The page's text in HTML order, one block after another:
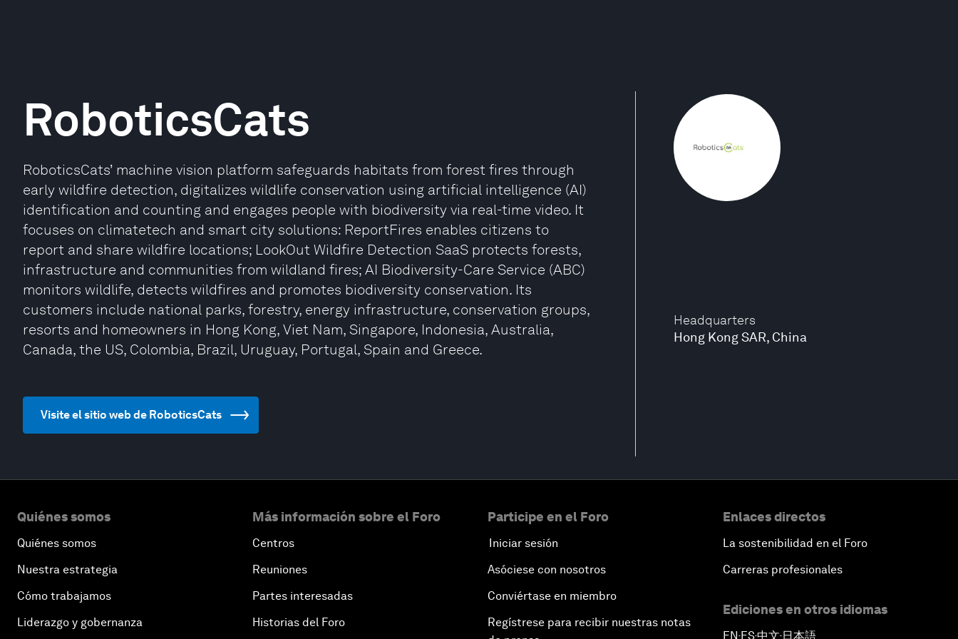
Headquarters
Hong Kong SAR, China
RoboticsCats
RoboticsCats’ machine vision platform safeguards habitats from forest fires through
early wildfire detection, digitalizes wildlife conservation using artificial intelligence (AI)
identification and counting and engages people with biodiversity via real-time video. It
focuses on climatetech and smart city solutions: ReportFires enables citizens to
report and share wildfire locations; LookOut Wildfire Detection SaaS protects forests,
infrastructure and communities from wildland fires; AI Biodiversity-Care Service (ABC)
monitors wildlife, detects wildfires and promotes biodiversity conservation. Its
customers include national parks, forestry, energy infrastructure, conservation groups,
resorts and homeowners in Hong Kong, Viet Nam, Singapore, Indonesia, Australia,
Canada, the US, Colombia, Brazil, Uruguay, Portugal, Spain and Greece.
Visite el sitio web de RoboticsCats
Quiénes somos
Quiénes somos
Nuestra estrategia
Cómo trabajamos
Liderazgo y gobernanza
Más información sobre el Foro
Centros
Reuniones
Partes interesadas
Historias del Foro
Participe en el Foro
Iniciar sesión
Asóciese con nosotros
Conviértase en miembro
Regístrese para recibir nuestras notas
Enlaces directos
La sostenibilidad en el Foro
Carreras profesionales
Ediciones en otros idiomas
EN ▪ES▪中文▪ 日本語